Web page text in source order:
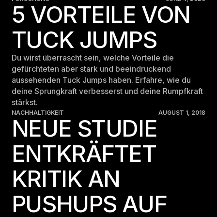
5 VORTEILE VON
TUCK JUMPS
Du wirst überrascht sein, welche Vorteile die
gefürchteten aber stark und beeindruckend
aussehenden Tuck Jumps haben. Erfahre, wie du
deine Sprungkraft verbesserst und deine Rumpfkraft
stärkst.
NACHHALTIGKEIT AUGUST 1, 2018
NEUE STUDIE
ENTKRÄFTET
KRITIK AN
PUSHUPS AUF